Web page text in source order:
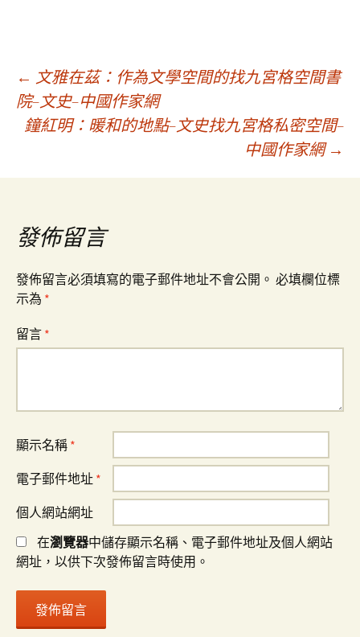
文
章
導
覽
← 文雅在茲：作為文學空間的找九宮格空間書
院–文史–中國作家網
鐘紅明：暖和的地點–文史找九宮格私密空間–
中國作家網 →
發佈留言
發佈留言必須填寫的電子郵件地址不會公開。 必填欄位標
示為 *
留言 *
顯示名稱 *
電子郵件地址 *
個人網站網址
在瀏覽器中儲存顯示名稱、電子郵件地址及個人網站
網址，以供下次發佈留言時使用。